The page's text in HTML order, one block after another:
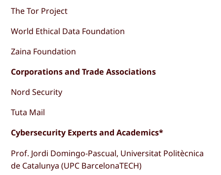
The Tor Project
World Ethical Data Foundation
Zaina Foundation
Corporations and Trade Associations
Nord Security
Tuta Mail
Cybersecurity Experts and Academics*
Prof. Jordi Domingo-Pascual, Universitat Politècnica
de Catalunya (UPC BarcelonaTECH)